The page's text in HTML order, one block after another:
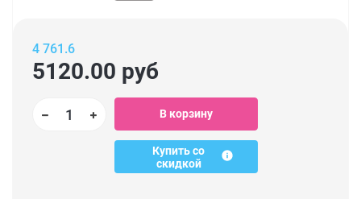
4 761.6
5120.00 руб
В корзину
Купить со
скидкой